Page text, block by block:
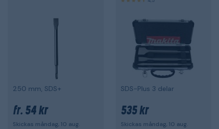
250 mm, SDS+
fr. 54 kr
Skickas måndag, 10 aug.
SDS-Plus 3 delar
535 kr
Skickas måndag, 10 aug.